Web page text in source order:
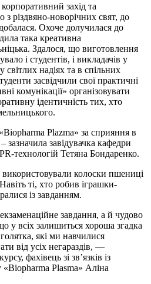
захід та
різдвяно-новорічних свят, до
Охоче долучилася до
така креативна
. Здалося, що виготовлення
і студентів, і викладачів у
надіях та в спільних
засвідчили свої практичні
комунікації» організовувати
ідентичність тих, хто
Plazma» за сприяння в
зазначила завідувачка кафедри
технологій Тетяна Бондаренко.
колоски пшениці
ті, хто робив іграшки-
із завданням.
завдання, а й чудово
у всіх залишиться хороша згадка
які ми навчилися
від усіх негараздів, —
фахівець зі звʼязків із
Plasma» Аліна